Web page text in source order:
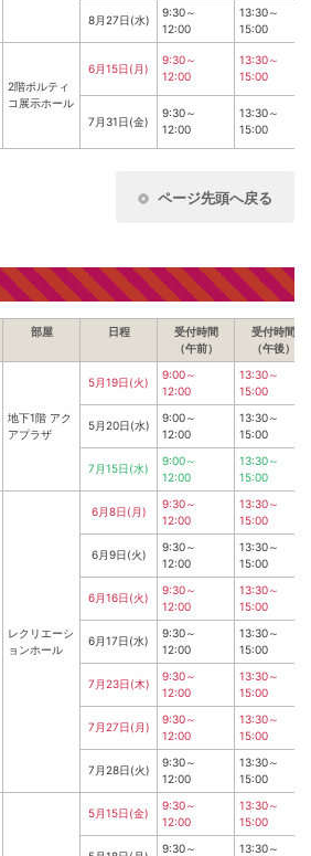
8月27日(水)
9:30～
12:00
13:30～
15:00
2階ポルティ
コ展示ホール
6月15日(月)
9:30～
12:00
13:30～
15:00
7月31日(金)
9:30～
12:00
13:30～
15:00
ページ先頭へ戻る
部屋 日程
受付時間
（午前）
受付時間
（午後）
地下1階 アク
アプラザ
5月19日(火)
9:00～
12:00
13:30～
15:00
5月20日(水)
9:00～
12:00
13:30～
15:00
7月15日(水)
9:00～
12:00
13:30～
15:00
レクリエーシ
ョンホール
6月8日(月)
9:30～
12:00
13:30～
15:00
6月9日(火)
9:30～
12:00
13:30～
15:00
6月16日(火)
9:30～
12:00
13:30～
15:00
6月17日(水)
9:30～
12:00
13:30～
15:00
7月23日(木)
9:30～
12:00
13:30～
15:00
7月27日(月)
9:30～
12:00
13:30～
15:00
7月28日(火)
9:30～
12:00
13:30～
15:00
5月15日(金)
9:30～
12:00
13:30～
15:00
9:30～ 13:30～